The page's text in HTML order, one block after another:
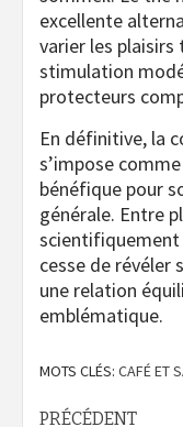
excellente
varier les
stimulation
protecteurs
En définitive, la
s’impose
bénéfique pour
générale. Entre
scientifiquement
cesse de
une relation
emblématique.
MOTS CLÉS: CAFÉ ET
PRÉCÉDENT